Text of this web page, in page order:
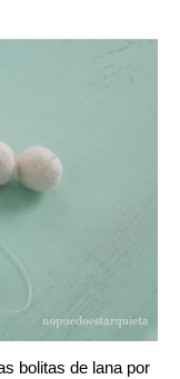
bolitas de lana por